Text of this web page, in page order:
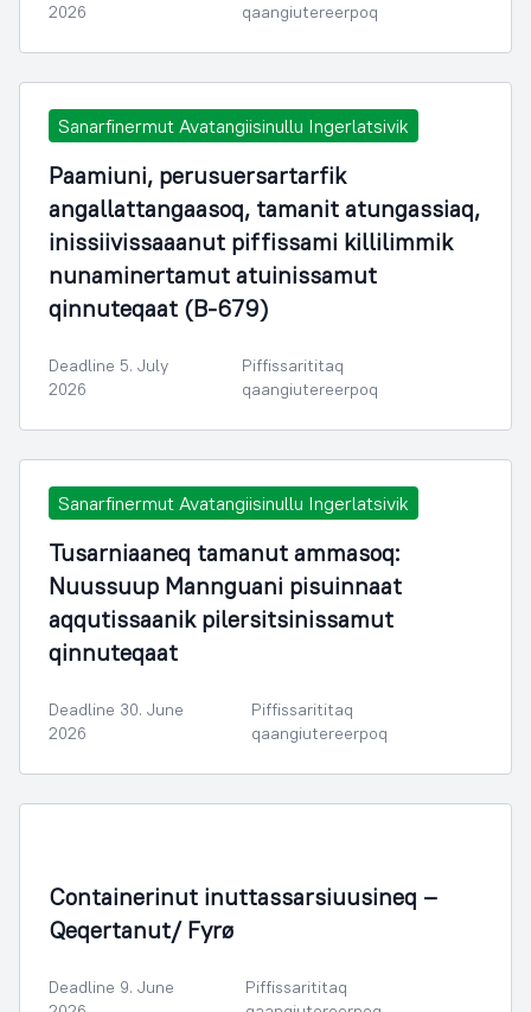
2026
qaangiutereerpoq
Sanarfinermut Avatangiisinullu Ingerlatsivik
Paamiuni, perusuersartarfik
angallattangaasoq, tamanit atungassiaq,
inissiivissaaanut piffissami killilimmik
nunaminertamut atuinissamut
qinnuteqaat (B-679)
Deadline 5. July
2026
Piffissarititaq
qaangiutereerpoq
Sanarfinermut Avatangiisinullu Ingerlatsivik
Tusarniaaneq tamanut ammasoq:
Nuussuup Mannguani pisuinnaat
aqqutissaanik pilersitsinissamut
qinnuteqaat
Deadline 30. June
2026
Piffissarititaq
qaangiutereerpoq
Containerinut inuttassarsiuusineq –
Qeqertanut/ Fyrø
Deadline 9. June
Piffissarititaq